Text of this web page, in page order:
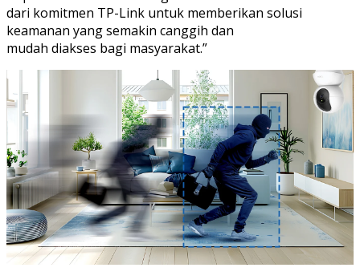
dari komitmen TP-Link untuk memberikan solusi
keamanan yang semakin canggih dan
mudah diakses bagi masyarakat.”